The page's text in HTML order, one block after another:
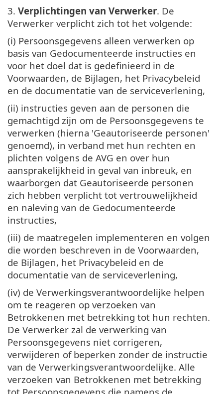
3. Verplichtingen van Verwerker. De
Verwerker verplicht zich tot het volgende:
(i) Persoonsgegevens alleen verwerken op
basis van Gedocumenteerde instructies en
voor het doel dat is gedefinieerd in de
Voorwaarden, de Bijlagen, het Privacybeleid
en de documentatie van de serviceverlening,
(ii) instructies geven aan de personen die
gemachtigd zijn om de Persoonsgegevens te
verwerken (hierna 'Geautoriseerde personen'
genoemd), in verband met hun rechten en
plichten volgens de AVG en over hun
aansprakelijkheid in geval van inbreuk, en
waarborgen dat Geautoriseerde personen
zich hebben verplicht tot vertrouwelijkheid
en naleving van de Gedocumenteerde
instructies,
(iii) de maatregelen implementeren en volgen
die worden beschreven in de Voorwaarden,
de Bijlagen, het Privacybeleid en de
documentatie van de serviceverlening,
(iv) de Verwerkingsverantwoordelijke helpen
om te reageren op verzoeken van
Betrokkenen met betrekking tot hun rechten.
De Verwerker zal de verwerking van
Persoonsgegevens niet corrigeren,
verwijderen of beperken zonder de instructie
van de Verwerkingsverantwoordelijke. Alle
verzoeken van Betrokkenen met betrekking